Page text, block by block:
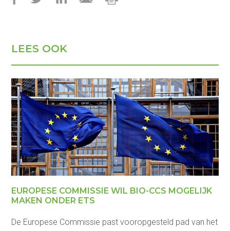
LEES OOK
EUROPESE COMMISSIE WIL BIO-CCS MOGELIJK
MAKEN ONDER ETS
De Europese Commissie past vooropgesteld pad van het